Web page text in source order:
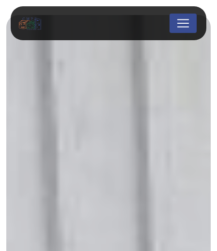
Panneau de gestion des cookies